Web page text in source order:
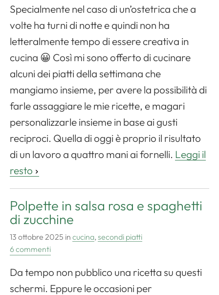
Specialmente nel caso di un’ostetrica che a
volte ha turni di notte e quindi non ha
letteralmente tempo di essere creativa in
cucina 😀 Così mi sono offerto di cucinare
alcuni dei piatti della settimana che
mangiamo insieme, per avere la possibilità di
farle assaggiare le mie ricette, e magari
personalizzarle insieme in base ai gusti
reciproci. Quella di oggi è proprio il risultato
di un lavoro a quattro mani ai fornelli. Leggi il
resto
Polpette in salsa rosa e spaghetti
di zucchine
13 ottobre 2025 in cucina, secondi piatti
6 commenti
Da tempo non pubblico una ricetta su questi
schermi. Eppure le occasioni per